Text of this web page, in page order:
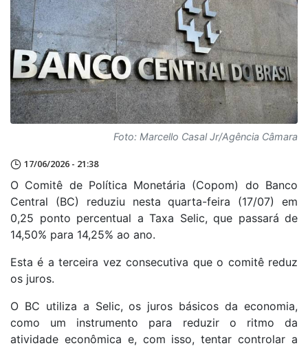
Foto: Marcello Casal Jr/Agência Câmara
17/06/2026 - 21:38
O Comitê de Política Monetária (Copom) do Banco
Central (BC) reduziu nesta quarta-feira (17/07) em
0,25 ponto percentual a Taxa Selic, que passará de
14,50% para 14,25% ao ano.
Esta é a terceira vez consecutiva que o comitê reduz
os juros.
O BC utiliza a Selic, os juros básicos da economia,
como um instrumento para reduzir o ritmo da
atividade econômica e, com isso, tentar controlar a